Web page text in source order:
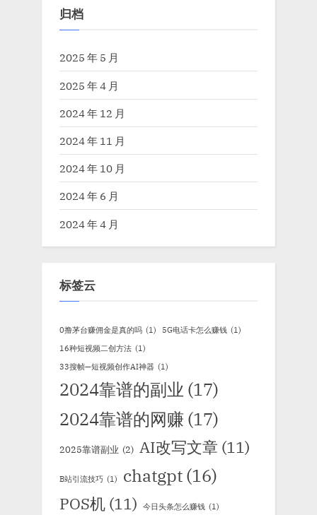
归档
2025 年 5 月
2025 年 4 月
2024 年 12 月
2024 年 11 月
2024 年 10 月
2024 年 6 月
2024 年 4 月
标签云
0撸茅台赚佣金是真的吗 (1) 5G电话卡怎么赚钱 (1)
16种短视频二创方法 (1)
33搜帧—短视频创作AI神器 (1)
2024靠谱的副业 (17)
2024靠谱的网赚 (17)
2025靠谱副业 (2) AI改写文章 (11)
B站引流技巧 (1) chatgpt(16)
POS机 (11) 今日头条怎么赚钱 (1)